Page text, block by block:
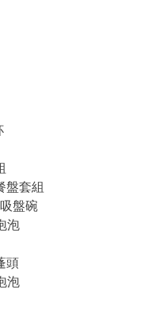
盤套組
盤碗
泡
頭
泡